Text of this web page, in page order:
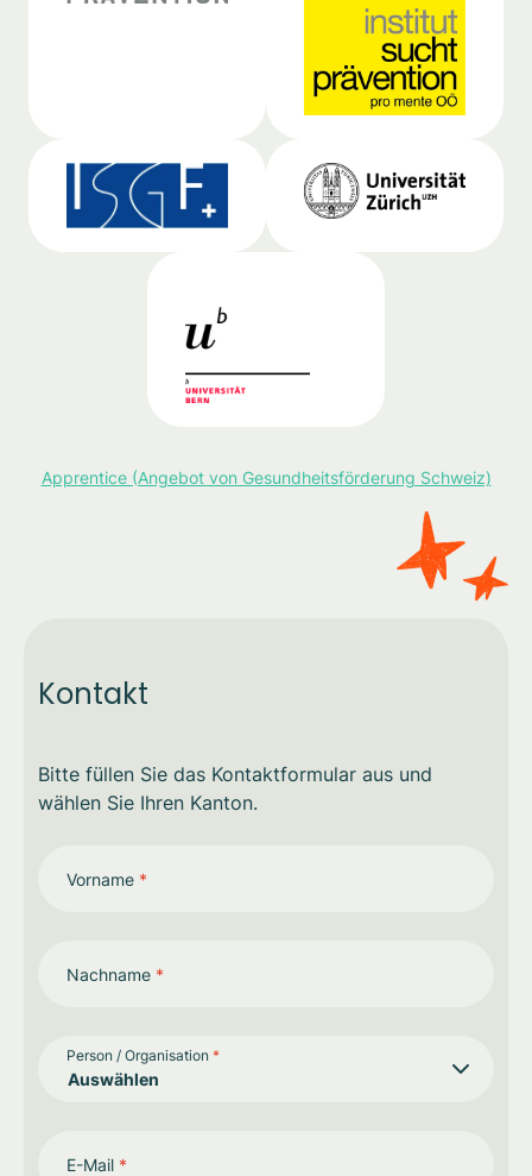
Apprentice (Angebot von Gesundheitsförderung Schweiz)
Kontakt
Bitte füllen Sie das Kontaktformular aus und
wählen Sie Ihren Kanton.
Vorname *
Nachname *
Person / Organisation *
E-Mail *